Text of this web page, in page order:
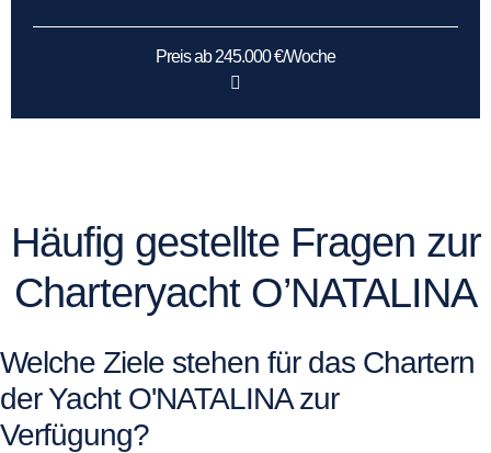
Preis ab 245.000 €/Woche
Häufig gestellte Fragen zur
Charteryacht O’NATALINA
Welche Ziele stehen für das Chartern
der Yacht O'NATALINA zur
Verfügung?